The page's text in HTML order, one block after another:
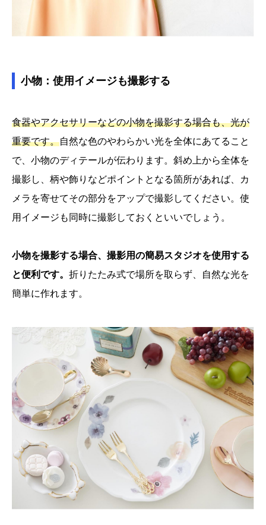
小物：使用イメージも撮影する
食器やアクセサリーなどの小物を撮影する場合も、光が
重要です。自然な色のやわらかい光を全体にあてること
で、小物のディテールが伝わります。斜め上から全体を
撮影し、柄や飾りなどポイントとなる箇所があれば、カ
メラを寄せてその部分をアップで撮影してください。使
用イメージも同時に撮影しておくといいでしょう。
小物を撮影する場合、撮影用の簡易スタジオを使用する
と便利です。 折りたたみ式で場所を取らず、自然な光を
簡単に作れます。